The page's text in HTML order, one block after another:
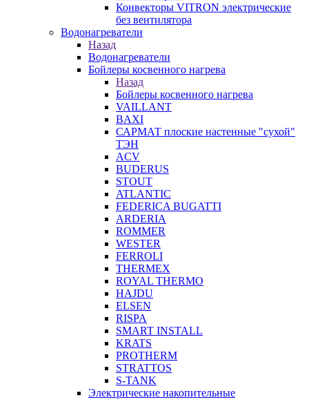
Конвекторы VITRON электрические
без вентилятора
Водонагреватели
Назад
Водонагреватели
Бойлеры косвенного нагрева
Назад
Бойлеры косвенного нагрева
VAILLANT
BAXI
САРМАТ плоские настенные "сухой"
ТЭН
ACV
BUDERUS
STOUT
ATLANTIC
FEDERICA BUGATTI
ARDERIA
ROMMER
WESTER
FERROLI
THERMEX
ROYAL THERMO
HAJDU
ELSEN
RISPA
SMART INSTALL
KRATS
PROTHERM
STRATTOS
S-TANK
Электрические накопительные